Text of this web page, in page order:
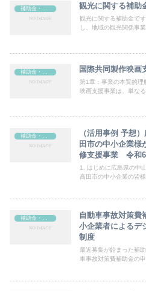
観光に関する補助
観光に関する補助金で
し、地域の観光関係事
補助金・助成金 国際共同製作映画
第1章：事業の本質的理
映画支援事業は、単な
補助金・助成金
（活用事例 予想
田市の中小企業様
修支援事業 令和6
事業
1. はじめに広島県の中
高田市の中小企業の皆
自動車事故対策
小企業者によるデ
制度
最近募集が始まった補
車事故対策費補助金の